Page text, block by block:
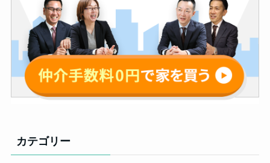
カテゴリー